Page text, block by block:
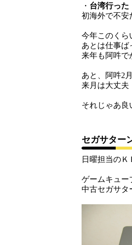
・ 台湾行った
初海外で不
今年このくら
あとは仕事ば
来年も阿吽で
あと、阿吽2
来月は大丈夫
それじゃあ良
セガサター
日曜担当のＫ
ゲームキュー
中古セガサタ